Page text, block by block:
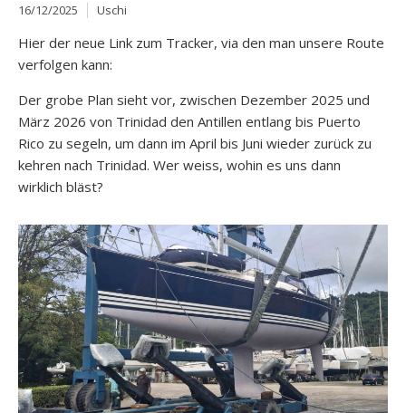
16/12/2025 Uschi
Hier der neue Link zum Tracker, via den man unsere Route
verfolgen kann:
Der grobe Plan sieht vor, zwischen Dezember 2025 und
März 2026 von Trinidad den Antillen entlang bis Puerto
Rico zu segeln, um dann im April bis Juni wieder zurück zu
kehren nach Trinidad. Wer weiss, wohin es uns dann
wirklich bläst?